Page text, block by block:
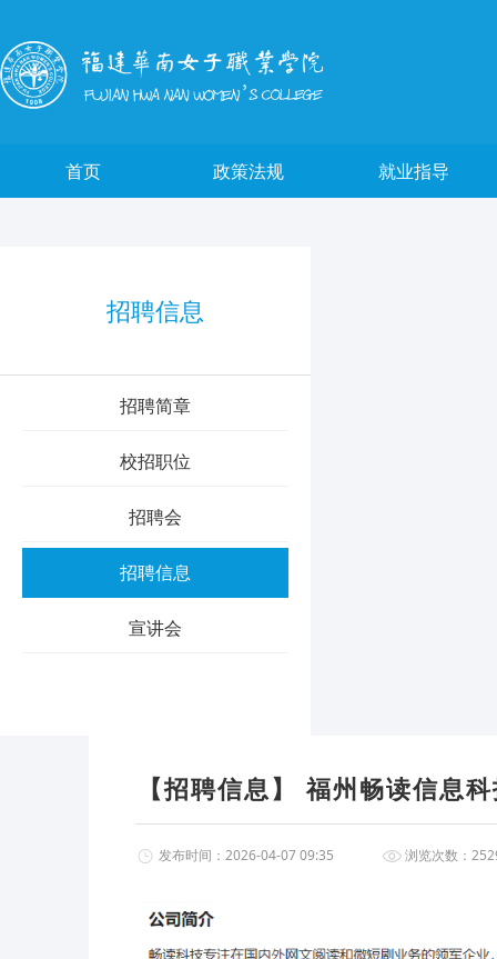
首页 政策法规 就业指导
招聘信息
招聘简章
校招职位
招聘会
招聘信息
宣讲会
【招聘信息】 福州畅读信息
发布时间：2026-04-07 09:35 浏览次数：